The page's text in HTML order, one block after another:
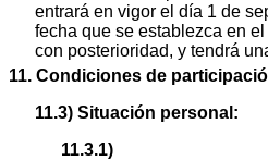
entrará en vigor el día 1 de
fecha que se establezca en
con posterioridad, y tendrá
11. Condiciones de
11.3) Situación personal:
11.3.1)